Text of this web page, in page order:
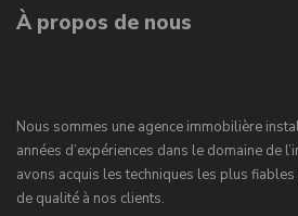
À propos de nous
Nous sommes une agence immobilière
années d’expériences dans le domaine de
avons acquis les techniques les plus
de qualité à nos clients.